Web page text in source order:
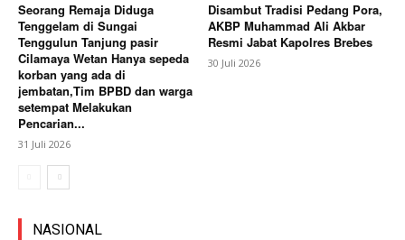
Seorang Remaja Diduga
Tenggelam di Sungai
Tenggulun Tanjung pasir
Cilamaya Wetan Hanya sepeda
korban yang ada di
jembatan,Tim BPBD dan warga
setempat Melakukan
Pencarian...
31 Juli 2026
Disambut Tradisi Pedang Pora,
AKBP Muhammad Ali Akbar
Resmi Jabat Kapolres Brebes
30 Juli 2026
NASIONAL